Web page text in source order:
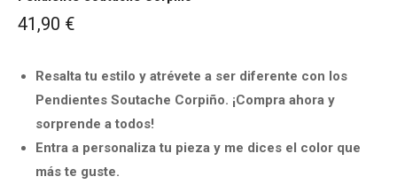
41,90 €
Resalta tu estilo y atrévete a ser diferente con los
Pendientes Soutache Corpiño. ¡Compra ahora y
sorprende a todos!
Entra a personaliza tu pieza y me dices el color que
más te guste.